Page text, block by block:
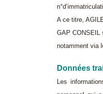
A ce titre,
GAP CONSEIL
notamment via
Données
Les